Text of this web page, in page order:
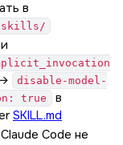
в
skills/
disable-model-
true
в
SKILL.md
Code не